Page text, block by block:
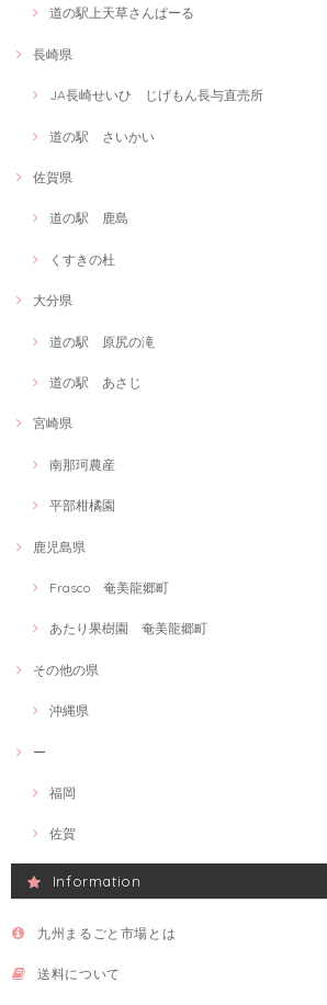
道の駅上天草さんぱーる
長崎県
JA長崎せいひ じげもん長与直売所
道の駅 さいかい
佐賀県
道の駅 鹿島
くすきの杜
大分県
道の駅 原尻の滝
道の駅 あさじ
宮崎県
南那珂農産
平部柑橘園
鹿児島県
Frasco 奄美龍郷町
あたり果樹園 奄美龍郷町
その他の県
沖縄県
ー
福岡
佐賀
Information
九州まるごと市場とは
送料について